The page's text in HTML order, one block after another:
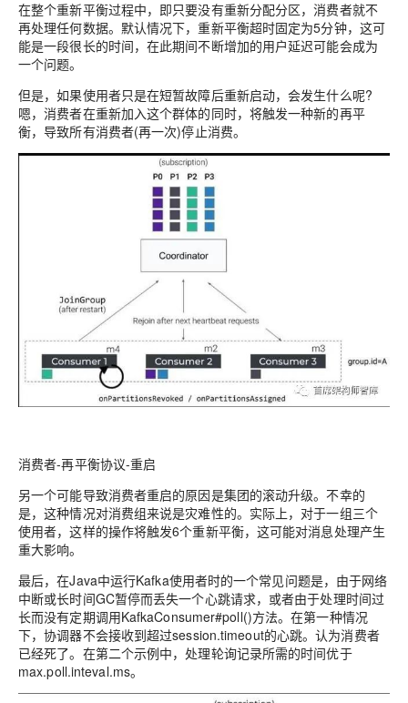
在整个重新平衡过程中，即只要没有重新分配分区，消费者就不
再处理任何数据。默认情况下，重新平衡超时固定为5分钟，这可
能是一段很长的时间，在此期间不断增加的用户延迟可能会成为
一个问题。
但是，如果使用者只是在短暂故障后重新启动，会发生什么呢?
嗯，消费者在重新加入这个群体的同时，将触发一种新的再平
衡，导致所有消费者(再一次)停止消费。
消费者-再平衡协议-重启
另一个可能导致消费者重启的原因是集团的滚动升级。不幸的
是，这种情况对消费组来说是灾难性的。实际上，对于一组三个
使用者，这样的操作将触发6个重新平衡，这可能对消息处理产生
重大影响。
最后，在Java中运行Kafka使用者时的一个常见问题是，由于网络
中断或长时间GC暂停而丢失一个心跳请求，或者由于处理时间过
长而没有定期调用KafkaConsumer#poll()方法。在第一种情况
下，协调器不会接收到超过session.timeout的心跳。认为消费者
已经死了。在第二个示例中，处理轮询记录所需的时间优于
max.poll.inteval.ms。